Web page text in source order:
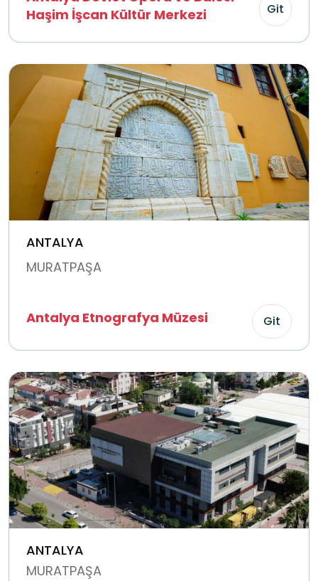
Haşim İşcan Kültür Merkezi
Git
ANTALYA
MURATPAŞA
Antalya Etnografya Müzesi Git
ANTALYA
MURATPAŞA